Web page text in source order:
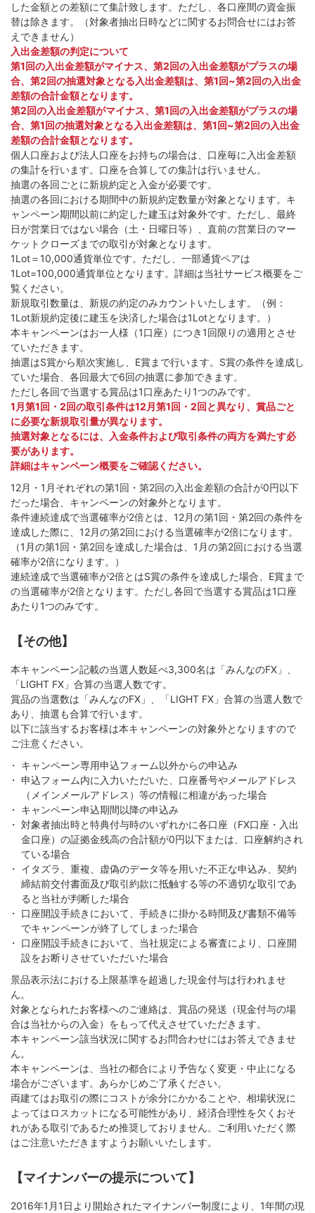
した金額との差額にて集計致します。ただし、各口座間の資金振
替は除きます。（対象者抽出日時などに関するお問合せにはお答
えできません）
入出金差額の判定について
第1回の入出金差額がマイナス、第2回の入出金差額がプラスの場
合、第2回の抽選対象となる入出金差額は、第1回~第2回の入出金
差額の合計金額となります。
第2回の入出金差額がマイナス、第1回の入出金差額がプラスの場
合、第1回の抽選対象となる入出金差額は、第1回~第2回の入出金
差額の合計金額となります。
個人口座および法人口座をお持ちの場合は、口座毎に入出金差額
の集計を行います。口座を合算しての集計は行いません。
抽選の各回ごとに新規約定と入金が必要です。
抽選の各回における期間中の新規約定数量が対象となります。キ
ャンペーン期間以前に約定した建玉は対象外です。ただし、最終
日が営業日ではない場合（土・日曜日等）、直前の営業日のマー
ケットクローズまでの取引が対象となります。
1Lot＝10,000通貨単位です。ただし、一部通貨ペアは
1Lot=100,000通貨単位となります。詳細は当社サービス概要をご
覧ください。
新規取引数量は、新規の約定のみカウントいたします。（例：
1Lot新規約定後に建玉を決済した場合は1Lotとなります。）
本キャンペーンはお一人様（1口座）につき1回限りの適用とさせ
ていただきます。
抽選はS賞から順次実施し、E賞まで行います。S賞の条件を達成し
ていた場合、各回最大で6回の抽選に参加できます。
ただし各回で当選する賞品は1口座あたり1つのみです。
1月第1回・2回の取引条件は12月第1回・2回と異なり、賞品ごと
に必要な新規取引量が異なります。
抽選対象となるには、入金条件および取引条件の両方を満たす必
要があります。
詳細はキャンペーン概要をご確認ください。
12月・1月それぞれの第1回・第2回の入出金差額の合計が0円以下
だった場合、キャンペーンの対象外となります。
条件連続達成で当選確率が2倍とは、12月の第1回・第2回の条件を
達成した際に、12月の第2回における当選確率が2倍になります。
（1月の第1回・第2回を達成した場合は、1月の第2回における当選
確率が2倍になります。）
連続達成で当選確率が2倍とはS賞の条件を達成した場合、E賞まで
の当選確率が2倍となります。ただし各回で当選する賞品は1口座
あたり1つのみです。
【その他】
本キャンペーン記載の当選人数延べ3,300名は「みんなのFX」、
「LIGHT FX」合算の当選人数です。
賞品の当選数は「みんなのFX」、「LIGHT FX」合算の当選人数で
あり、抽選も合算で行います。
以下に該当するお客様は本キャンペーンの対象外となりますので
ご注意ください。
キャンペーン専用申込フォーム以外からの申込み
申込フォーム内に入力いただいた、口座番号やメールアドレス
（メインメールアドレス）等の情報に相違があった場合
キャンペーン申込期間以降の申込み
対象者抽出時と特典付与時のいずれかに各口座（FX口座・入出
金口座）の証拠金残高の合計額が0円以下または、口座解約され
ている場合
イタズラ、重複、虚偽のデータ等を用いた不正な申込み、契約
締結前交付書面及び取引約款に抵触する等の不適切な取引であ
ると当社が判断した場合
口座開設手続きにおいて、手続きに掛かる時間及び書類不備等
でキャンペーンが終了してしまった場合
口座開設手続きにおいて、当社規定による審査により、口座開
設をお断りさせていただいた場合
景品表示法における上限基準を超過した現金付与は行われませ
ん。
対象となられたお客様へのご連絡は、賞品の発送（現金付与の場
合は当社からの入金）をもって代えさせていただきます。
本キャンペーン該当状況に関するお問合わせにはお答えできませ
ん。
本キャンペーンは、当社の都合により予告なく変更・中止になる
場合がございます。あらかじめご了承ください。
両建てはお取引の際にコストが余分にかかることや、相場状況に
よってはロスカットになる可能性があり、経済合理性を欠くおそ
れがある取引であるため推奨しておりません。ご利用いただく際
はご注意いただきますようお願いいたします。
【マイナンバーの提示について】
2016年1月1日より開始されたマイナンバー制度により、1年間の現